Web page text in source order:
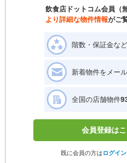
飲食店ドットコム会員（
より詳細な物件情報がご
階数・保証金な
新着物件をメー
全国の店舗物件
会員登録は
既に会員の方は ログイン